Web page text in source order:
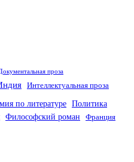
проза
Интеллектуальная проза
по литературе Политика
Философский роман Франция